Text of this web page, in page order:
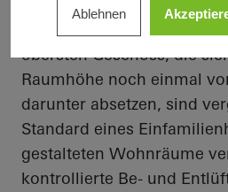
Architekturbüro der
obersten Geschoss, die
Raumhöhe noch einmal
darunter absetzen, sind
Standard eines
gestalteten Wohnräume
kontrollierte Be- und
Ablehnen